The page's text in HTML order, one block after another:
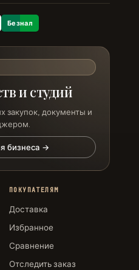
Безнал
и студий
закупок, документы и
бизнеса →
ПОКУПАТЕЛЯМ
Доставка
Избранное
Сравнение
Отследить заказ